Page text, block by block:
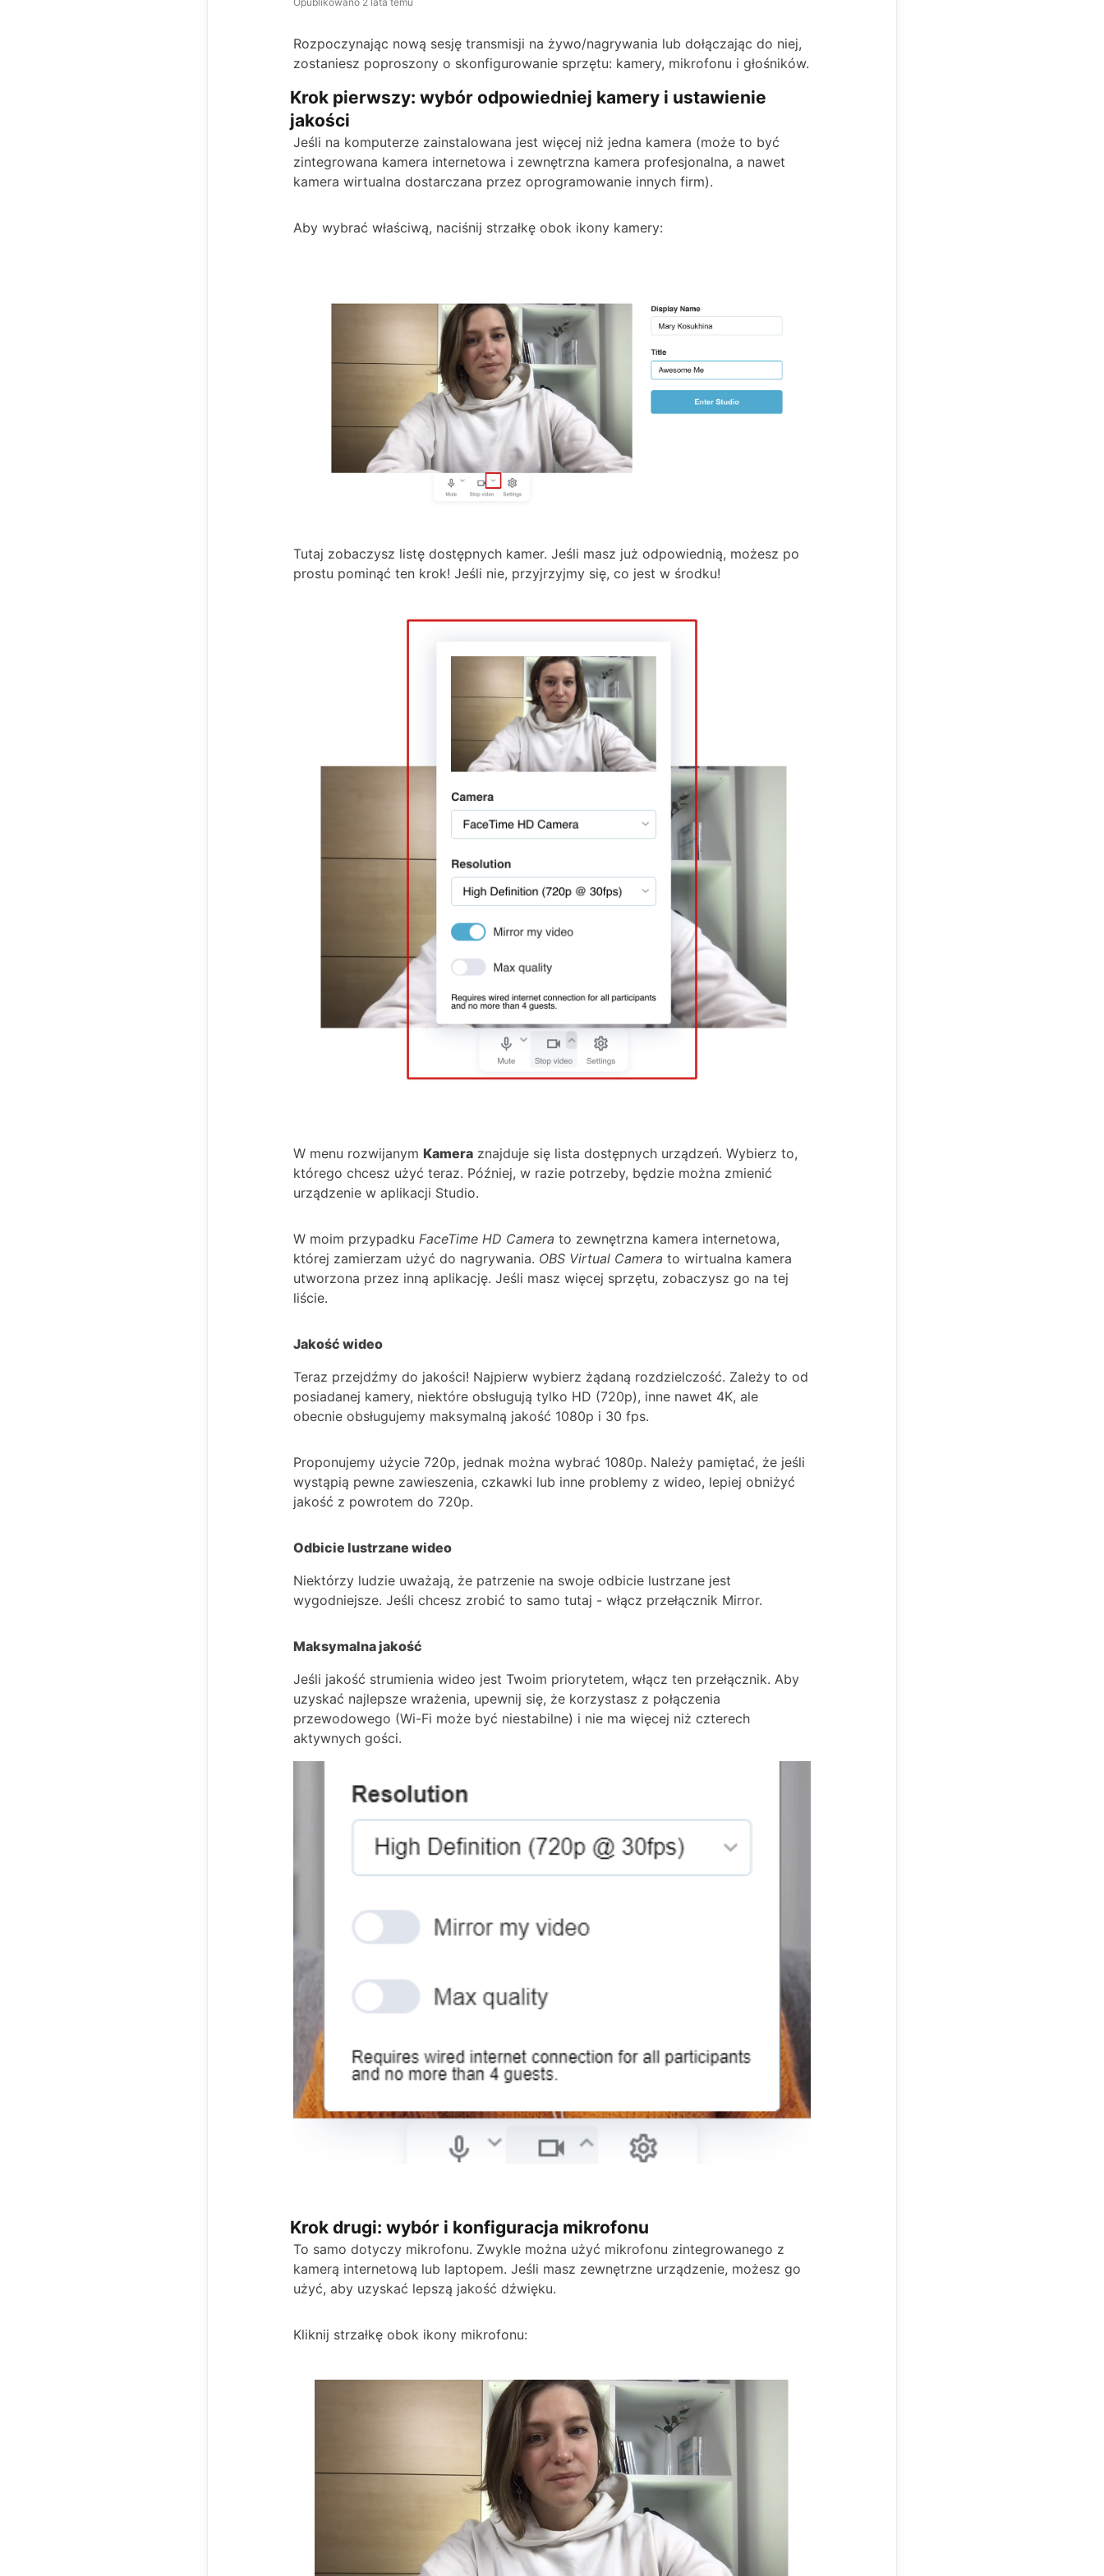
Rozpoczynając nową sesję transmisji na żywo/nagrywania lub dołączając do niej,
zostaniesz poproszony o skonfigurowanie sprzętu: kamery, mikrofonu i głośników.
Krok pierwszy: wybór odpowiedniej kamery i ustawienie
jakości
Jeśli na komputerze zainstalowana jest więcej niż jedna kamera (może to być
zintegrowana kamera internetowa i zewnętrzna kamera profesjonalna, a nawet
kamera wirtualna dostarczana przez oprogramowanie innych firm).
Aby wybrać właściwą, naciśnij strzałkę obok ikony kamery:
Tutaj zobaczysz listę dostępnych kamer. Jeśli masz już odpowiednią, możesz po
prostu pominąć ten krok! Jeśli nie, przyjrzyjmy się, co jest w środku!
W menu rozwijanym Kamera znajduje się lista dostępnych urządzeń. Wybierz to,
którego chcesz użyć teraz. Później, w razie potrzeby, będzie można zmienić
urządzenie w aplikacji Studio.
W moim przypadku FaceTime HD Camera to zewnętrzna kamera internetowa,
której zamierzam użyć do nagrywania. OBS Virtual Camera to wirtualna kamera
utworzona przez inną aplikację. Jeśli masz więcej sprzętu, zobaczysz go na tej
liście.
Jakość wideo
Teraz przejdźmy do jakości! Najpierw wybierz żądaną rozdzielczość. Zależy to od
posiadanej kamery, niektóre obsługują tylko HD (720p), inne nawet 4K, ale
obecnie obsługujemy maksymalną jakość 1080p i 30 fps.
Proponujemy użycie 720p, jednak można wybrać 1080p. Należy pamiętać, że jeśli
wystąpią pewne zawieszenia, czkawki lub inne problemy z wideo, lepiej obniżyć
jakość z powrotem do 720p.
Odbicie lustrzane wideo
Niektórzy ludzie uważają, że patrzenie na swoje odbicie lustrzane jest
wygodniejsze. Jeśli chcesz zrobić to samo tutaj - włącz przełącznik Mirror.
Maksymalna jakość
Jeśli jakość strumienia wideo jest Twoim priorytetem, włącz ten przełącznik. Aby
uzyskać najlepsze wrażenia, upewnij się, że korzystasz z połączenia
przewodowego (Wi-Fi może być niestabilne) i nie ma więcej niż czterech
aktywnych gości.
Krok drugi: wybór i konfiguracja mikrofonu
To samo dotyczy mikrofonu. Zwykle można użyć mikrofonu zintegrowanego z
kamerą internetową lub laptopem. Jeśli masz zewnętrzne urządzenie, możesz go
użyć, aby uzyskać lepszą jakość dźwięku.
Kliknij strzałkę obok ikony mikrofonu: